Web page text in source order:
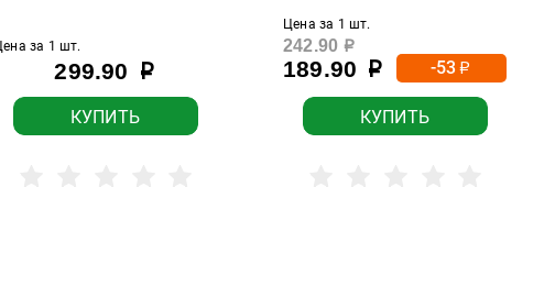
за 1 шт.
299.90 р
КУПИТЬ
Цена за 1 шт.
242.90 р
189.90 р -53р
КУПИТЬ